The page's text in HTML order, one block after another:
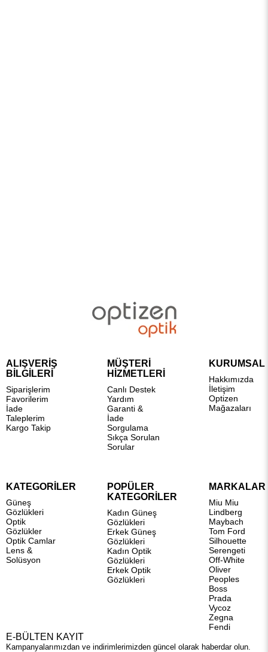
ALIŞVERİŞ
BİLGİLERİ
Siparişlerim
Favorilerim
İade
Taleplerim
Kargo Takip
MÜŞTERİ
HİZMETLERİ
Canlı Destek
Yardım
Garanti &
İade
Sorgulama
Sıkça Sorulan
Sorular
KURUMSAL
Hakkımızda
İletişim
Optizen
Mağazaları
KATEGORİLER
Güneş
Gözlükleri
Optik
Gözlükler
Optik Camlar
Lens &
Solüsyon
POPÜLER
KATEGORİLER
Kadın Güneş
Gözlükleri
Erkek Güneş
Gözlükleri
Kadın Optik
Gözlükleri
Erkek Optik
Gözlükleri
MARKALAR
Miu Miu
Lindberg
Maybach
Tom Ford
Silhouette
Serengeti
Off-White
Oliver
Peoples
Boss
Prada
Vycoz
Zegna
Fendi
E-BÜLTEN KAYIT
Kampanyalarımızdan ve indirimlerimizden güncel olarak haberdar olun.